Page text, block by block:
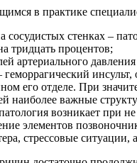
в практике
сосудистых стенках –
тридцать процентов;
артериального
геморрагический
его отделе. При
наиболее важные
возникает при
элементов
стрессовые